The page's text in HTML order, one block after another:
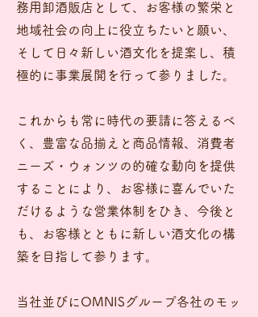
務用卸酒販店として、お客様の繁栄と
地域社会の向上に役立ちたいと願い、
そして日々新しい酒文化を提案し、積
極的に事業展開を行って参りました。
これからも常に時代の要請に答えるベ
く、豊富な品揃えと商品情報、消費者
ニーズ・ウォンツの的確な動向を提供
することにより、お客様に喜んでいた
だけるような営業体制をひき、今後と
も、お客様とともに新しい酒文化の構
築を目指して参ります。
当社並びにOMNISグループ各社のモッ